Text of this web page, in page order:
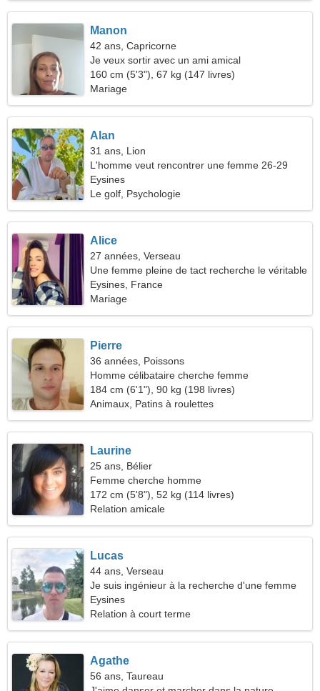
Manon
42 ans, Capricorne
Je veux sortir avec un ami amical
160 cm (5'3"), 67 kg (147 livres)
Mariage
Alan
31 ans, Lion
L'homme veut rencontrer une femme 26-29
Eysines
Le golf, Psychologie
Alice
27 années, Verseau
Une femme pleine de tact recherche le véritable
amour
Eysines, France
Mariage
Pierre
36 années, Poissons
Homme célibataire cherche femme
184 cm (6'1"), 90 kg (198 livres)
Animaux, Patins à roulettes
Laurine
25 ans, Bélier
Femme cherche homme
172 cm (5'8"), 52 kg (114 livres)
Relation amicale
Lucas
44 ans, Verseau
Je suis ingénieur à la recherche d'une femme
charmante
Eysines
Relation à court terme
Agathe
56 ans, Taureau